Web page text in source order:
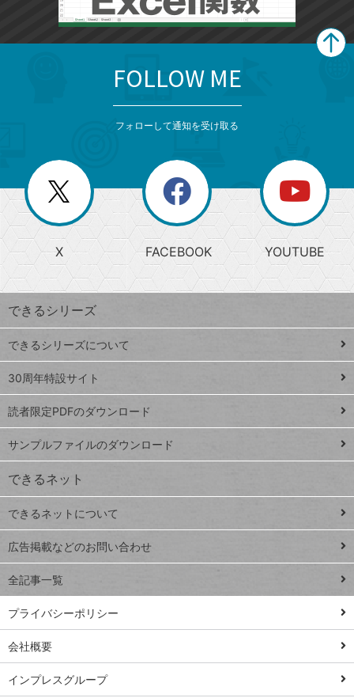
じ
る
search
検
索
上
昇
ワ
ー
ド
Google
スプレ
ッドシ
ート
iPhone
VLOOKUP
close
閉じ
る
閉
じ
る
ー
か
ら
探
す
ト
ッ
プ
ペ
ジ
連載
Excel Q&A
トイアンナ流仕
事術
PowerAutomate
ではじめる業務
の完全自動化
AI議事録作成術
Windows 11
FOLLOW ME
フォローして通知を受け取る
X FACEBOOK YOUTUBE
できるシリーズ
できるシリーズについて
30周年特設サイト
読者限定PDFのダウンロード
サンプルファイルのダウンロード
できるネット
できるネットについて
広告掲載などのお問い合わせ
全記事一覧
プライバシーポリシー
会社概要
インプレスグループ